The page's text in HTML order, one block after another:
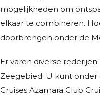
mogelijkheden om
elkaar te combineren.
doorbrengen onder de
Er varen diverse
Zeegebied. U kunt
Cruises Azamara Club